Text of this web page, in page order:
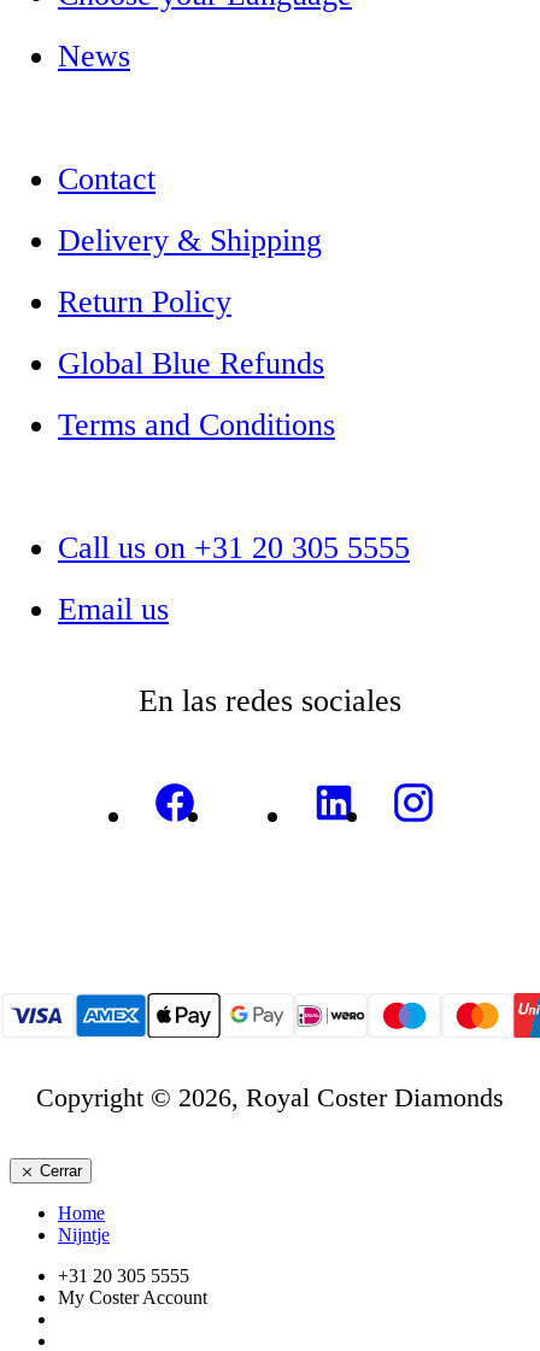
News
Contact
Delivery & Shipping
Return Policy
Global Blue Refunds
Terms and Conditions
Call us on +31 20 305 5555
Email us
En las redes sociales
Copyright © 2026, Royal Coster Diamonds
Cerrar
Home
Nijntje
+31 20 305 5555
My Coster Account